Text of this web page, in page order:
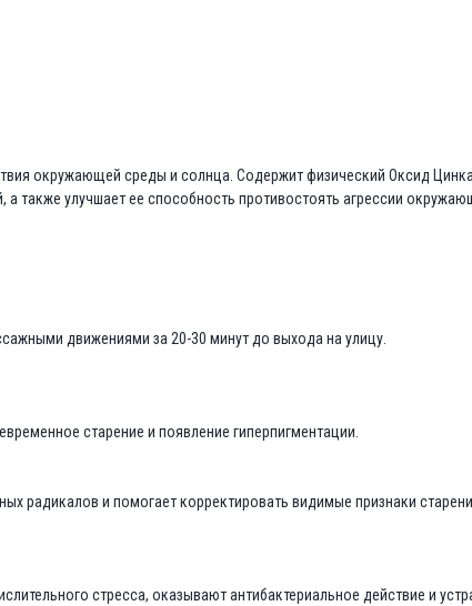
окружающей среды и солнца. Содержит физический Оксид
также улучшает ее способность противостоять агрессии
движениями за 20-30 минут до выхода на улицу.
старение и появление гиперпигментации.
радикалов и помогает корректировать видимые признаки
стресса, оказывают антибактериальное действие и